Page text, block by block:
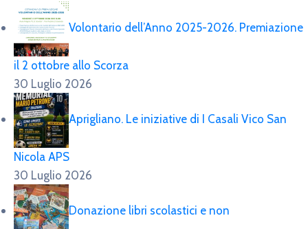
Volontario dell’Anno 2025-2026. Premiazione
il 2 ottobre allo Scorza
30 Luglio 2026
Aprigliano. Le iniziative di I Casali Vico San
Nicola APS
30 Luglio 2026
Donazione libri scolastici e non